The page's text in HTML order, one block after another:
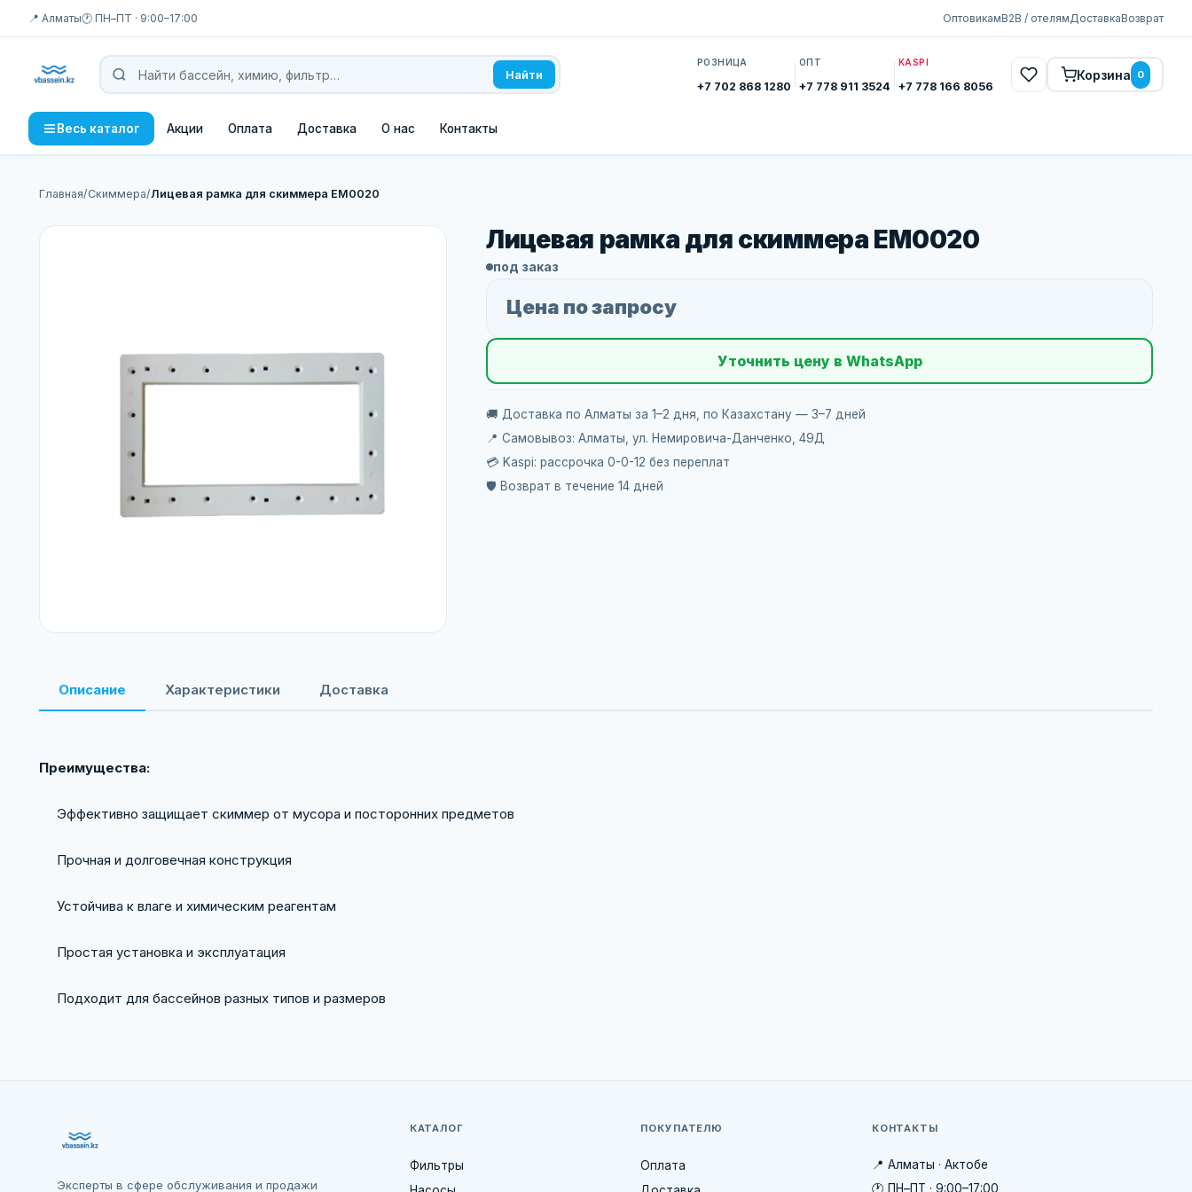
📍 Алматы🕐 ПН–ПТ · 9:00–17:00 ОптовикамB2B / отелямДоставкаВозврат
Найти
РОЗНИЦА
+7 702 868 1280
ОПТ
+7 778 911 3524
KASPI
+7 778 166 8056
Корзина 0
Весь каталог Акции Оплата Доставка О нас Контакты
Главная/Скиммера/Лицевая рамка для скиммера EM0020
Лицевая рамка для скиммера EM0020
под заказ
Цена по запросу
Уточнить цену в WhatsApp
🚚 Доставка по Алматы за 1–2 дня, по Казахстану — 3–7 дней
📍 Самовывоз: Алматы, ул. Немировича-Данченко, 49Д
💳 Kaspi: рассрочка 0-0-12 без переплат
🛡️ Возврат в течение 14 дней
Описание Характеристики Доставка
Преимущества:
Эффективно защищает скиммер от мусора и посторонних предметов
Прочная и долговечная конструкция
Устойчива к влаге и химическим реагентам
Простая установка и эксплуатация
Подходит для бассейнов разных типов и размеров
Эксперты в сфере обслуживания и продажи
КАТАЛОГ
Фильтры
ПОКУПАТЕЛЮ
Оплата
КОНТАКТЫ
📍 Алматы · Актобе
🕐 ПН–ПТ · 9:00–17:00